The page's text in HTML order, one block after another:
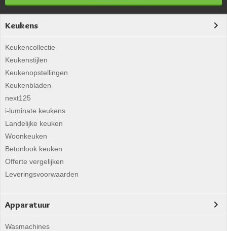
Keukens
Keukencollectie
Keukenstijlen
Keukenopstellingen
Keukenbladen
next125
i-luminate keukens
Landelijke keuken
Woonkeuken
Betonlook keuken
Offerte vergelijken
Leveringsvoorwaarden
Apparatuur
Wasmachines